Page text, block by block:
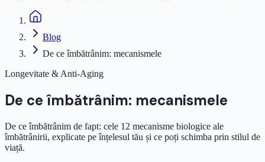
Blog
De ce îmbătrânim: mecanismele
Longevitate & Anti-Aging
De ce îmbătrânim: mecanismele
De ce îmbătrânim de fapt: cele 12 mecanisme biologice ale
îmbătrânirii, explicate pe înțelesul tău și ce poți schimba prin stilul de
viață.